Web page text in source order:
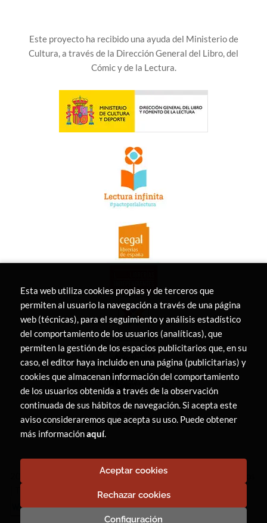
Este proyecto ha recibido una ayuda del Ministerio de
Cultura, a través de la Dirección General del Libro, del
Cómic y de la Lectura.
LIBRERÍA CANAIMA. Todos los Derechos Reservados
Esta web utiliza cookies propias y de terceros que
permiten al usuario la navegación a través de una página
web (técnicas), para el seguimiento y análisis estadístico
del comportamiento de los usuarios (analíticas), que
permiten la gestión de los espacios publicitarios que, en su
caso, el editor haya incluido en una página (publicitarias) y
cookies que almacenan información del comportamiento
de los usuarios obtenida a través de la observación
continuada de sus hábitos de navegación. Si acepta este
aviso consideraremos que acepta su uso. Puede obtener
más informaciónaquí.
Configuración
Rechazar cookies
Aceptar cookies